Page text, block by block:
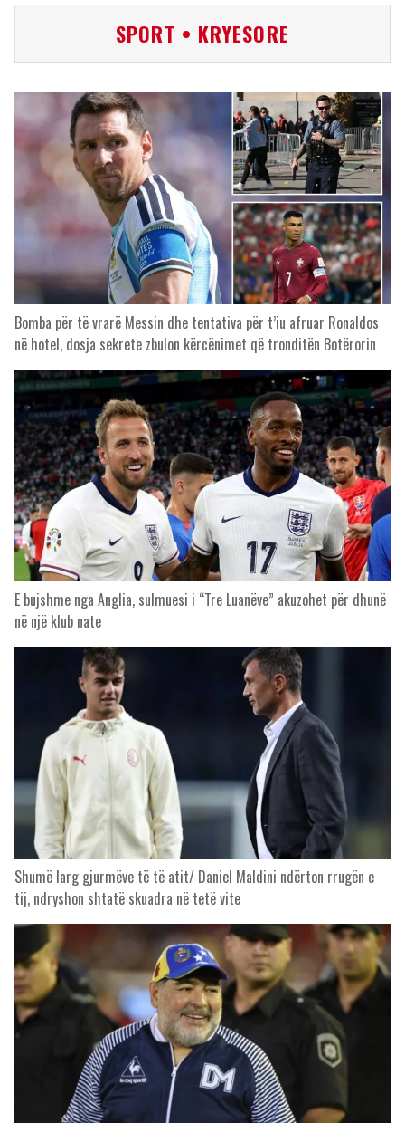
SPORT • KRYESORE
Bomba për të vrarë Messin dhe tentativa për t’iu afruar Ronaldos
në hotel, dosja sekrete zbulon kërcënimet që tronditën Botërorin
E bujshme nga Anglia, sulmuesi i “Tre Luanëve” akuzohet për dhunë
në një klub nate
Shumë larg gjurmëve të të atit/ Daniel Maldini ndërton rrugën e
tij, ndryshon shtatë skuadra në tetë vite